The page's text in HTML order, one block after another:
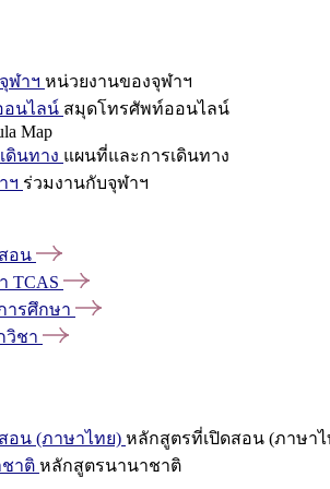
ฬาฯ หน่วยงานของจุฬาฯ
อนไลน์ สมุดโทรศัพท์ออนไลน์
Map
ดินทาง แผนที่และการเดินทาง
ฯ ร่วมงานกับจุฬาฯ
อน
TCAS
ารศึกษา
วิชา
อน (ภาษาไทย) หลักสูตรที่เปิดสอน (ภาษาไ
าติ หลักสูตรนานาชาติ